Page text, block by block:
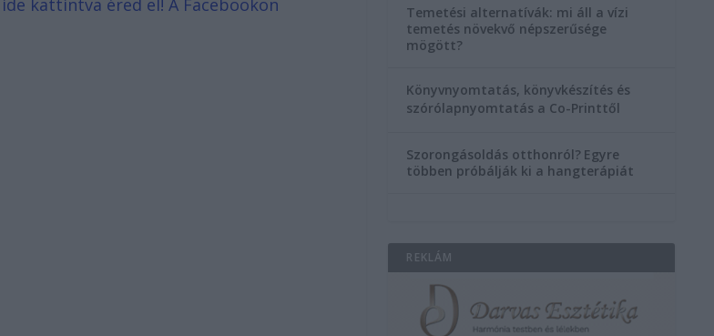
Temetési alternatívák: mi áll a vízi
temetés növekvő népszerűsége
mögött?
Könyvnyomtatás, könyvkészítés és
szórólapnyomtatás a Co-Printtől
Szorongásoldás otthonról? Egyre
többen próbálják ki a hangterápiát
REKLÁM